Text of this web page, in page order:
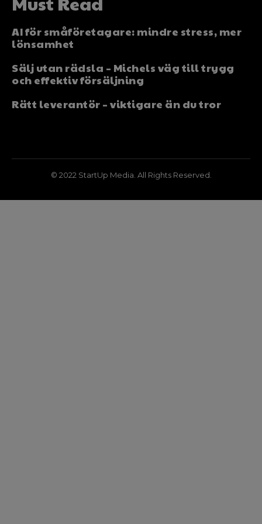
AI för småföretagare: mindre stress, mer
lönsamhet
Sälj utan rädsla – Michels väg till trygg
och effektiv försäljning
Rätt leverantör – viktigare än du tror
© 2022 StartUp Media. All Rights Reserved.